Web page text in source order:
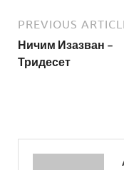
PREVIOUS
Ничим Изазван –
Тридесет